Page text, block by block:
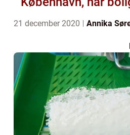
21 december 2020 Annika